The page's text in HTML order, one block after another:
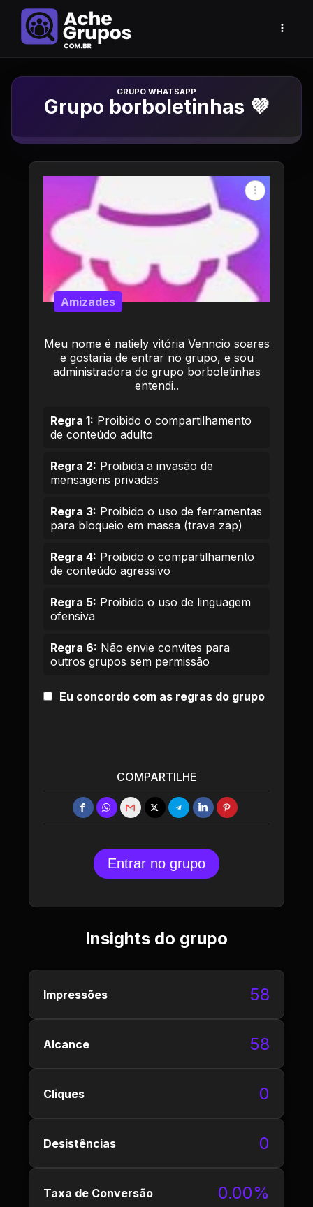
Grupo de Whatsapp
Grupo borboletinhas 💜
Meu nome é natiely vitória Venncio soares
e gostaria de entrar no grupo, e sou
administradora do grupo borboletinhas
entendi..
Amizades
Regra 1: Proibido o compartilhamento
de conteúdo adulto
Regra 2: Proibida a invasão de
mensagens privadas
Regra 3: Proibido o uso de ferramentas
para bloqueio em massa (trava zap)
Regra 4: Proibido o compartilhamento
de conteúdo agressivo
Regra 5: Proibido o uso de linguagem
ofensiva
Regra 6: Não envie convites para
outros grupos sem permissão
Eu concordo com as regras do grupo
COMPARTILHE
Entrar no grupo
Insights do grupo
Impressões 58
Alcance 58
Cliques 0
Desistências 0
Taxa de Conversão 0.00%